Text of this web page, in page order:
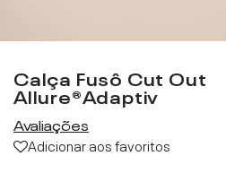
Calça Fusô Cut Out
Allure®Adaptiv
Avaliações
Adicionar aos favoritos